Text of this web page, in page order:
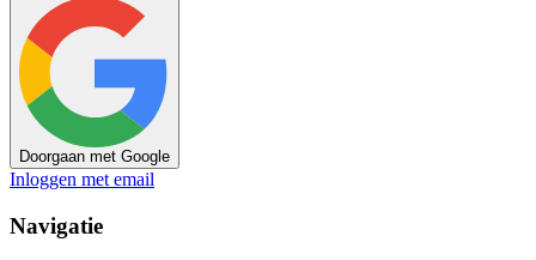
Doorgaan met Google
Inloggen met email
Navigatie